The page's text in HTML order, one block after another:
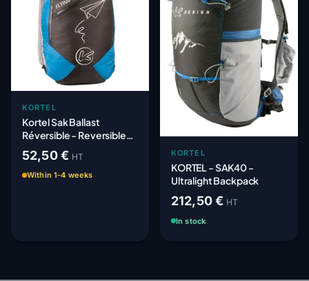
KORTEL
Kortel Sak Ballast
Réversible - Reversible
Backpack
52,50 € HT
Within 1-4 weeks
KORTEL
KORTEL - SAK40 -
Ultralight Backpack
212,50 € HT
In stock